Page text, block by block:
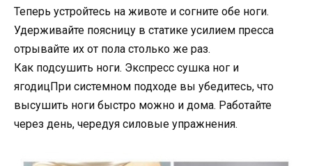
Теперь устройтесь на животе и согните обе ноги.
Удерживайте поясницу в статике усилием пресса
отрывайте их от пола столько же раз.
Как подсушить ноги. Экспресс сушка ног и
ягодицПри системном подходе вы убедитесь, что
высушить ноги быстро можно и дома. Работайте
через день, чередуя силовые упражнения.